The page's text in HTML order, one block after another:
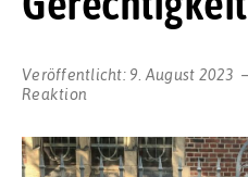
Veröffentlicht: 9. August 2023
Reaktion